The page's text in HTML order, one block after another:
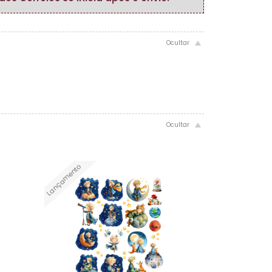
Lançamento